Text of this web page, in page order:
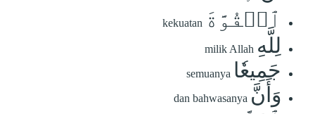
ٱلۡقُوَّةَ kekuatan
لِلَّهِ milik Allah
جَمِيعٗا semuanya
وَأَنَّ dan bahwasanya